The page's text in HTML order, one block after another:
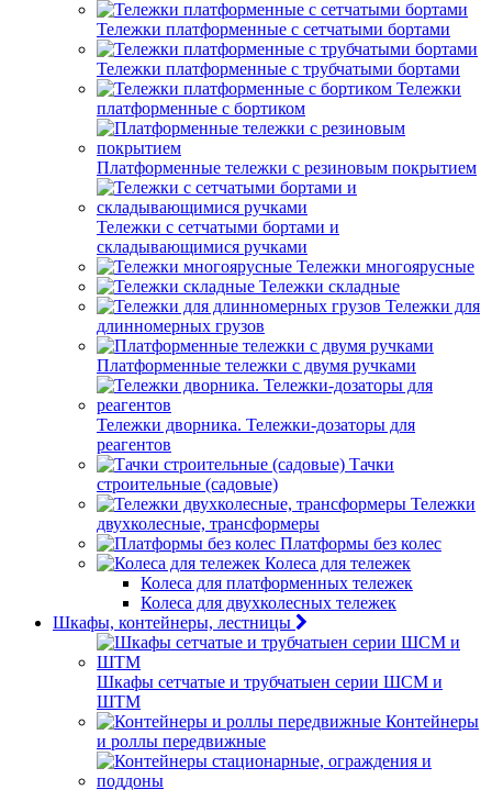
Тележки платформенные с сетчатыми бортами
Тележки платформенные с трубчатыми бортами
Тележки
платформенные с бортиком
Платформенные тележки с резиновым покрытием
Тележки с сетчатыми бортами и
складывающимися ручками
Тележки многоярусные
Тележки складные
Тележки для
длинномерных грузов
Платформенные тележки с двумя ручками
Тележки дворника. Тележки-дозаторы для
реагентов
Тачки
строительные (садовые)
Тележки
двухколесные, трансформеры
Платформы без колес
Колеса для тележек
Колеса для платформенных тележек
Колеса для двухколесных тележек
Шкафы, контейнеры, лестницы
Шкафы сетчатые и трубчатыен серии ШСМ и
ШТМ
Контейнеры
и роллы передвижные